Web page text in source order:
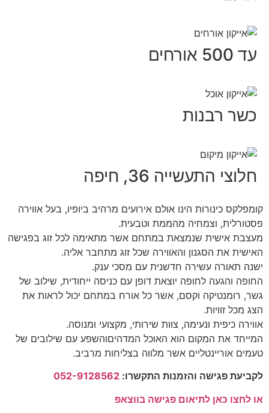
עד 500 אורחים
כשר רבנות
חלוצי התעשייה 36, חיפה
קומפלקס כינורות הינו אולם אירועים מרהיב ביופיו, בעל אווירה
פסטורלית, וצמחיה מהממת וטבעית.
מעצבת אישית שנמצאת במתחם אשר מתאימה לכל זוג בפגישה
האישית את הסגנון והאווירה שכל זוג מתחבר אליה.
ישנה תאורה עשירה חדשנית עם מסכי ענק.
החופה והגעה לחופה יוצאת דופן עם כניסה ייחודית, שילוב של
גשר, רומנטיקה וקסם, אשר כל אורח במתחם יכול לראות את
הצג מכל זוויות.
אווירה כיפית ונעימה, צוות שירותי, מקצועי ומנוסה.
המייחד את המקום הוא האוכל המדהיםוהשפע עם שילובים של
טעמים אוריינטליים אשר מלווה בצליחות מרביב.
לקביעת פגישה והזמנות התקשרו: 052-9128562
או לחצו כאן לתיאום פגישה בווצאפ